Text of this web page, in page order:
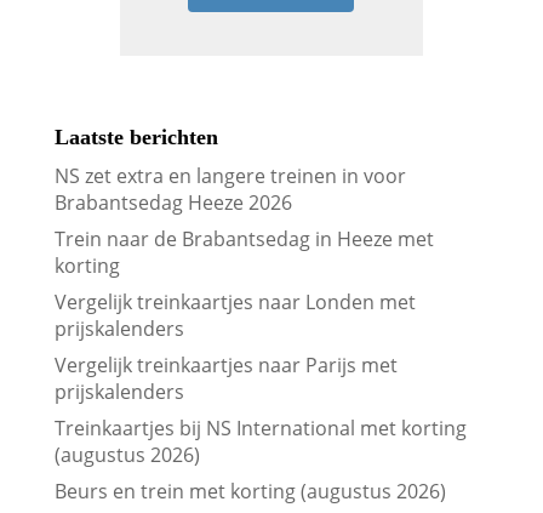
Laatste berichten
NS zet extra en langere treinen in voor
Brabantsedag Heeze 2026
Trein naar de Brabantsedag in Heeze met
korting
Vergelijk treinkaartjes naar Londen met
prijskalenders
Vergelijk treinkaartjes naar Parijs met
prijskalenders
Treinkaartjes bij NS International met korting
(augustus 2026)
Beurs en trein met korting (augustus 2026)